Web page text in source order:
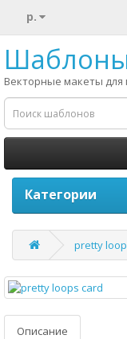
р.
Векторные макеты для
Категории
pretty
Описание